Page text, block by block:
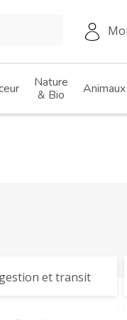
Nature
& Bio
Animaux
et transit